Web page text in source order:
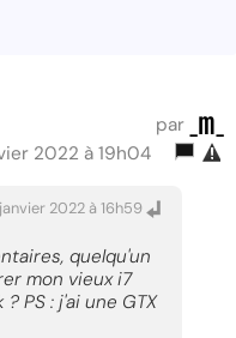
par _m_
2022 à 19h04
2022 à 16h59
quelqu'un
mon vieux i7
PS : j'ai une GTX